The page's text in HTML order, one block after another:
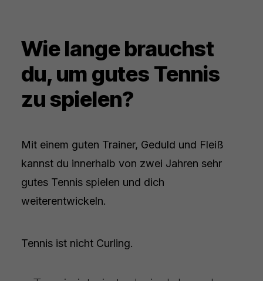
Wie lange brauchst
du, um gutes Tennis
zu spielen?
Mit einem guten Trainer, Geduld und Fleiß
kannst du innerhalb von zwei Jahren sehr
gutes Tennis spielen und dich
weiterentwickeln.
Tennis ist nicht Curling.